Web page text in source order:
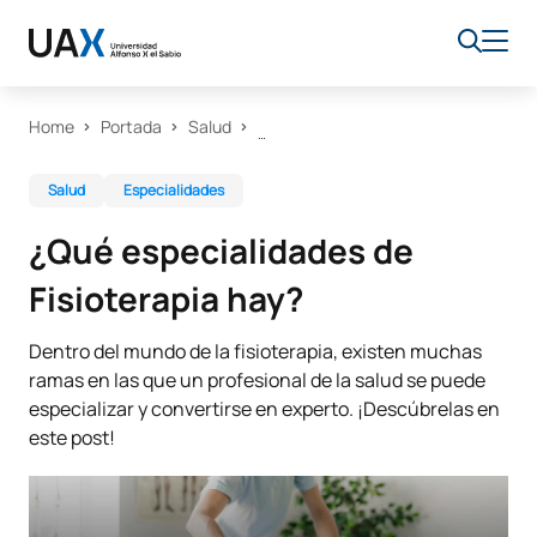
Home Portada Salud
Salud Especialidades
¿Qué especialidades de
Fisioterapia hay?
Dentro del mundo de la fisioterapia, existen muchas
ramas en las que un profesional de la salud se puede
especializar y convertirse en experto. ¡Descúbrelas en
este post!